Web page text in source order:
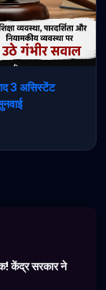
3 असिस्टेंट
केंद्र सरकार ने